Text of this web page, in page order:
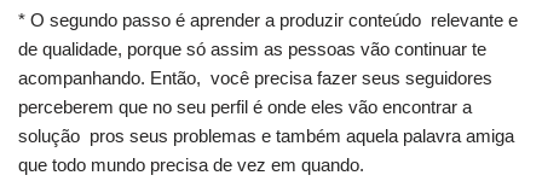
* O segundo passo é aprender a produzir conteúdo relevante e
de qualidade, porque só assim as pessoas vão continuar te
acompanhando. Então, você precisa fazer seus seguidores
perceberem que no seu perfil é onde eles vão encontrar a
solução pros seus problemas e também aquela palavra amiga
que todo mundo precisa de vez em quando.